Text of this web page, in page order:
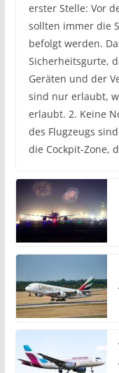
erster Stelle: Vor
sollten immer die
befolgt werden.
Sicherheitsgurte,
Geräten und der
sind nur erlaubt,
erlaubt. 2. Keine
des Flugzeugs
die Cockpit-Zone,